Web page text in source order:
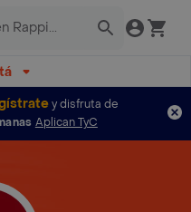
y disfruta de
Aplican TyC